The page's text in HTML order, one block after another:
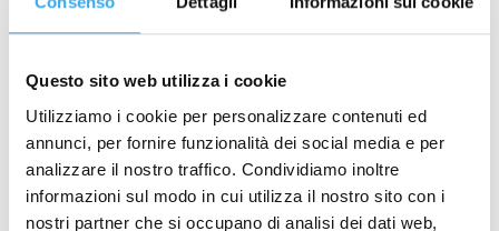
Questo sito web utilizza i cookie
Utilizziamo i cookie per personalizzare contenuti ed
annunci, per fornire funzionalità dei social media e per
analizzare il nostro traffico. Condividiamo inoltre
informazioni sul modo in cui utilizza il nostro sito con i
nostri partner che si occupano di analisi dei dati web,